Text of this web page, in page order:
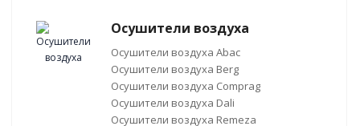
Осушители воздуха
Осушители воздуха Abac
Осушители воздуха Berg
Осушители воздуха Comprag
Осушители воздуха Dali
Осушители воздуха Remeza